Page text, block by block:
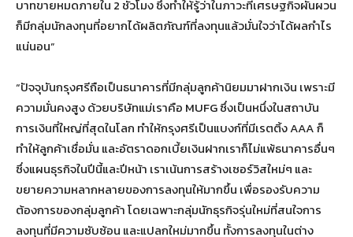
บาทขายหมดภายใน 2 ชั่วโมง ซึ่งทำให้รู้ว่าในภาวะที่เศรษฐกิจผันผวน
ก็มีกลุ่มนักลงทุนที่อยากได้ผลิตภัณฑ์ที่ลงทุนแล้วมั่นใจว่าได้ผลกำไร
แน่นอน”
“ปัจจุบันกรุงศรีถือเป็นธนาคารที่มีกลุ่มลูกค้านิยมมาฝากเงิน เพราะมี
ความมั่นคงสูง ด้วยบริษัทแม่เราคือ MUFG ซึ่งเป็นหนึ่งในสถาบัน
การเงินที่ใหญ่ที่สุดในโลก ทำให้กรุงศรีเป็นแบงก์ที่มีเรตติ้ง AAA ก็
ทำให้ลูกค้าเชื่อมั่น และอัตราดอกเบี้ยเงินฝากเราก็ไม่แพ้ธนาคารอื่นๆ
ซึ่งแผนธุรกิจในปีนี้และปีหน้า เราเน้นการสร้างเซอร์วิสใหม่ๆ และ
ขยายความหลากหลายของการลงทุนให้มากขึ้น เพื่อรองรับความ
ต้องการของกลุ่มลูกค้า โดยเฉพาะกลุ่มนักธุรกิจรุ่นใหม่ที่สนใจการ
ลงทุนที่มีความซับซ้อน และแปลกใหม่มากขึ้น ทั้งการลงทุนในต่าง